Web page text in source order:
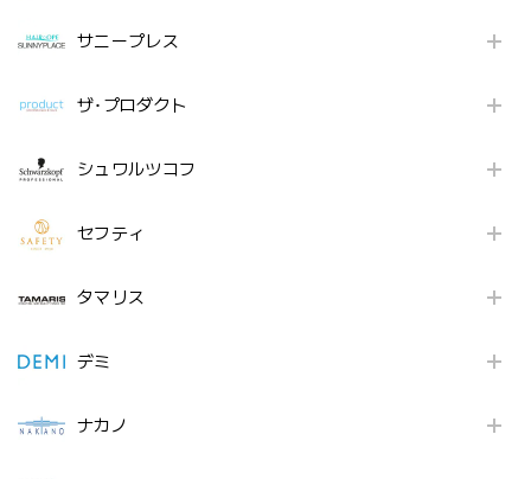
サニープレス
ザ･プロダクト
シュワルツコフ
セフティ
タマリス
デミ
ナカノ